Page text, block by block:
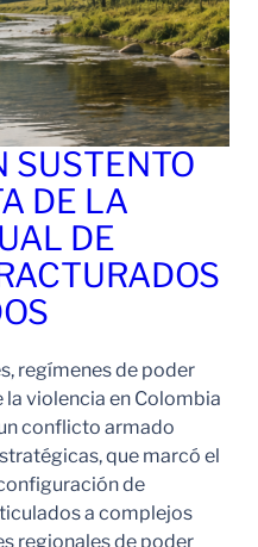
SUSTENTO
DE LA
DE
regímenes de poder
violencia en Colombia
conflicto armado
que marcó el
de
a complejos
regionales de poder